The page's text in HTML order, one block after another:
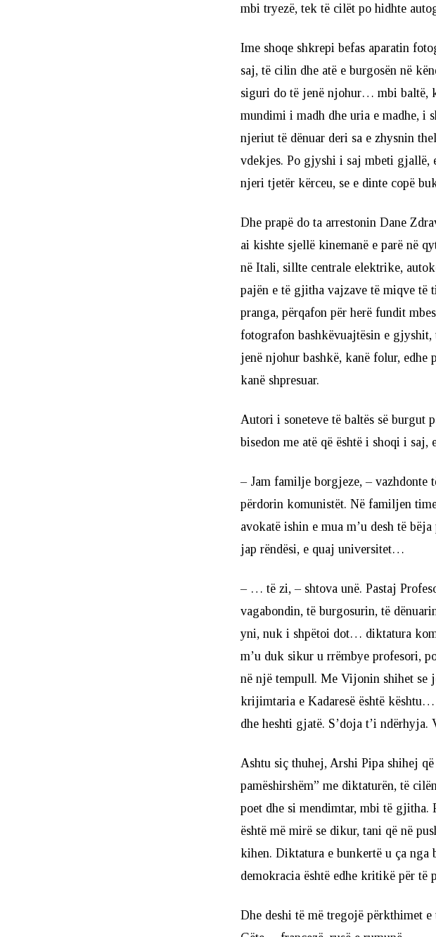
mbi tryezë, tek të cilët po hidhte
Ime shoqe shkrepi befas aparatin
saj, të cilin dhe atë e burgosën në
siguri do të jenë njohur… mbi baltë,
mundimi i madh dhe uria e madhe, i
njeriut të dënuar deri sa e zhysnin
vdekjes. Po gjyshi i saj mbeti gjallë,
njeri tjetër kërceu, se e dinte copë
Dhe prapë do ta arrestonin Dane
ai kishte sjellë kinemanë e parë në
në Itali, sillte centrale elektrike,
pajën e të gjitha vajzave të miqve të
pranga, përqafon për herë fundit
fotografon bashkëvuajtësin e
jenë njohur bashkë, kanë folur, edhe
kanë shpresuar.
Autori i soneteve të baltës së burgut
bisedon me atë që është i shoqi i
– Jam familje borgjeze, – vazhdonte
përdorin komunistët. Në familjen
avokatë ishin e mua m’u desh të
jap rëndësi, e quaj universitet…
– … të zi, – shtova unë. Pastaj
vagabondin, të burgosurin, të
yni, nuk i shpëtoi dot… diktatura
m’u duk sikur u rrëmbye profesori,
në një tempull. Me Vijonin shihet se
krijimtaria e Kadaresë është
dhe heshti gjatë. S’doja t’i ndërhyja.
Ashtu siç thuhej, Arshi Pipa shihej
pamëshirshëm” me diktaturën, të
poet dhe si mendimtar, mbi të gjitha.
është më mirë se dikur, tani që në
kihen. Diktatura e bunkertë u ça nga
demokracia është edhe kritikë për të
Dhe deshi të më tregojë përkthimet